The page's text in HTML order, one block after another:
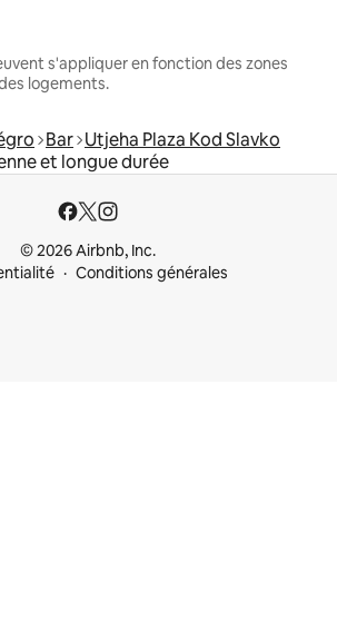
s'appliquer en fonction des zones
logements.
Bar Utjeha Plaza Kod Slavko
et longue durée
© 2026 Airbnb, Inc.
Conditions générales